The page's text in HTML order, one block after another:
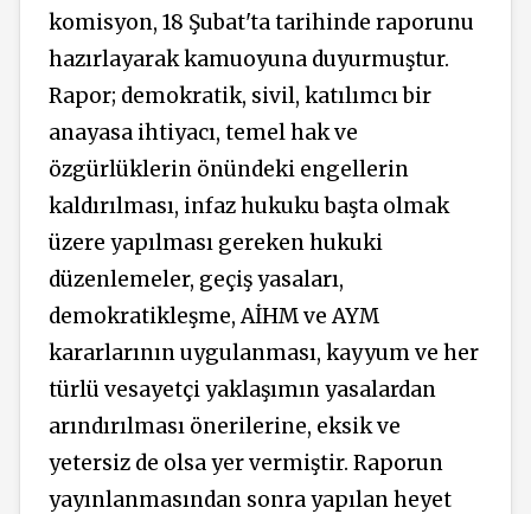
komisyon, 18 Şubat'ta tarihinde raporunu
hazırlayarak kamuoyuna duyurmuştur.
Rapor; demokratik, sivil, katılımcı bir
anayasa ihtiyacı, temel hak ve
özgürlüklerin önündeki engellerin
kaldırılması, infaz hukuku başta olmak
üzere yapılması gereken hukuki
düzenlemeler, geçiş yasaları,
demokratikleşme, AİHM ve AYM
kararlarının uygulanması, kayyum ve her
türlü vesayetçi yaklaşımın yasalardan
arındırılması önerilerine, eksik ve
yetersiz de olsa yer vermiştir. Raporun
yayınlanmasından sonra yapılan heyet